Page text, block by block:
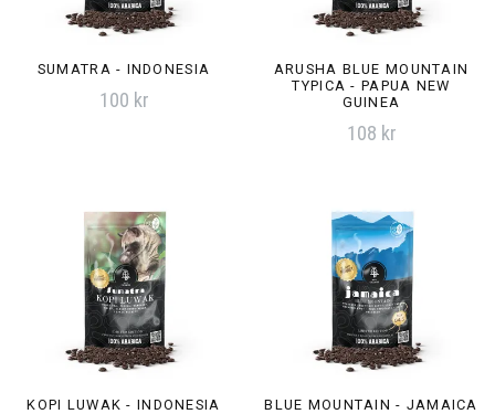
SUMATRA - INDONESIA
100 kr
ARUSHA BLUE MOUNTAIN
TYPICA - PAPUA NEW
GUINEA
108 kr
KOPI LUWAK - INDONESIA BLUE MOUNTAIN - JAMAICA